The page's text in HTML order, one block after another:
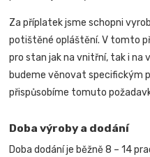
Za příplatek jsme schopni
potištěné opláštění. V tomto
pro stan jak na vnitřní, tak i na
budeme věnovat specifickým
přispůsobíme tomuto
Doba výroby a dodání
Doba dodání je běžně 8 – 14